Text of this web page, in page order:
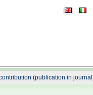
(publication in